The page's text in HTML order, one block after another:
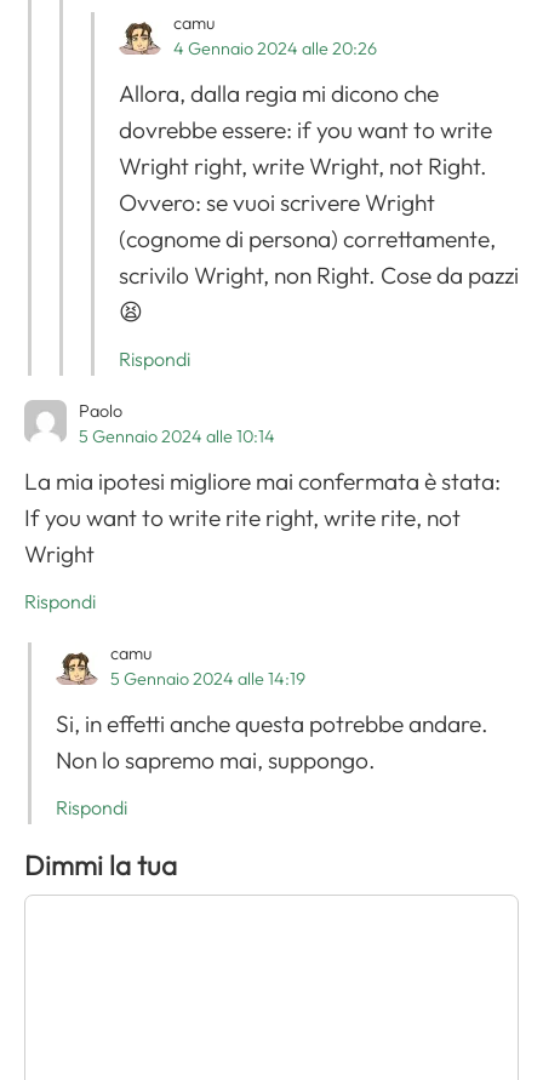
camu
4 Gennaio 2024 alle 20:26
Allora, dalla regia mi dicono che
dovrebbe essere: if you want to write
Wright right, write Wright, not Right.
Ovvero: se vuoi scrivere Wright
(cognome di persona) correttamente,
scrivilo Wright, non Right. Cose da pazzi
😫
Rispondi
Paolo
5 Gennaio 2024 alle 10:14
La mia ipotesi migliore mai confermata è stata:
If you want to write rite right, write rite, not
Wright
Rispondi
camu
5 Gennaio 2024 alle 14:19
Si, in effetti anche questa potrebbe andare.
Non lo sapremo mai, suppongo.
Rispondi
Dimmi la tua